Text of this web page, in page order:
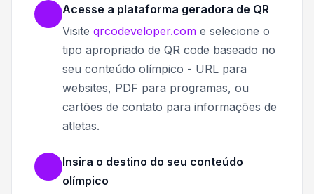
Acesse a plataforma geradora de QR
Visite qrcodeveloper.com e selecione o
tipo apropriado de QR code baseado no
seu conteúdo olímpico - URL para
websites, PDF para programas, ou
cartões de contato para informações de
atletas.
Insira o destino do seu conteúdo
olímpico